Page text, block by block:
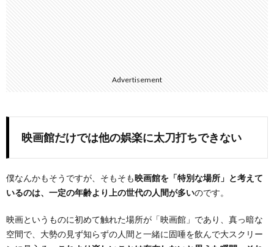
Advertisement
映画館だけでは他の娯楽に太刀打ちできない
僕なんかもそうですが、そもそも映画館を「特別な場所」と考えて
いるのは、一定の年齢より上の世代の人間が多いのです。
映画というものに初めて触れた場所が「映画館」であり、真っ暗な
空間で、大勢の見ず知らずの人間と一緒に固唾を飲んで大スクリー